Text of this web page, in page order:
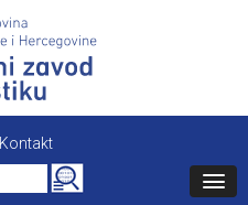
Kontakt
Search
for: